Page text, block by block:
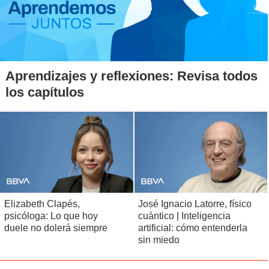
Sánchez.
El de hoy era un partido clave y Coquimbo Unido lo sacó
adelante con buen fútbol y personalidad.
Tiene todo el
derecho a soñar en esta Copa Libertadores.
REVISA LA TABLA DEL GRUPO B
ASÍ FUERON LOS GOLES DE COQUIMBO UNIDO
Aprendizajes y reflexiones: Revisa todos
los capítulos
Elizabeth Clapés,
psicóloga: Lo que hoy
duele no dolerá siempre
José Ignacio Latorre, físico
cuántico | Inteligencia
artificial: cómo entenderla
sin miedo